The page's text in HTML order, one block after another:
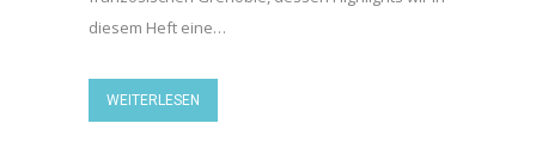
diesem Heft eine…
WEITERLESEN